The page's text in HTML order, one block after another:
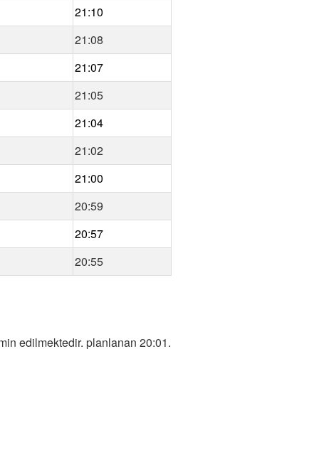
21:10
21:08
21:07
21:05
21:04
21:02
21:00
20:59
20:57
20:55
edilmektedir. planlanan 20:01.